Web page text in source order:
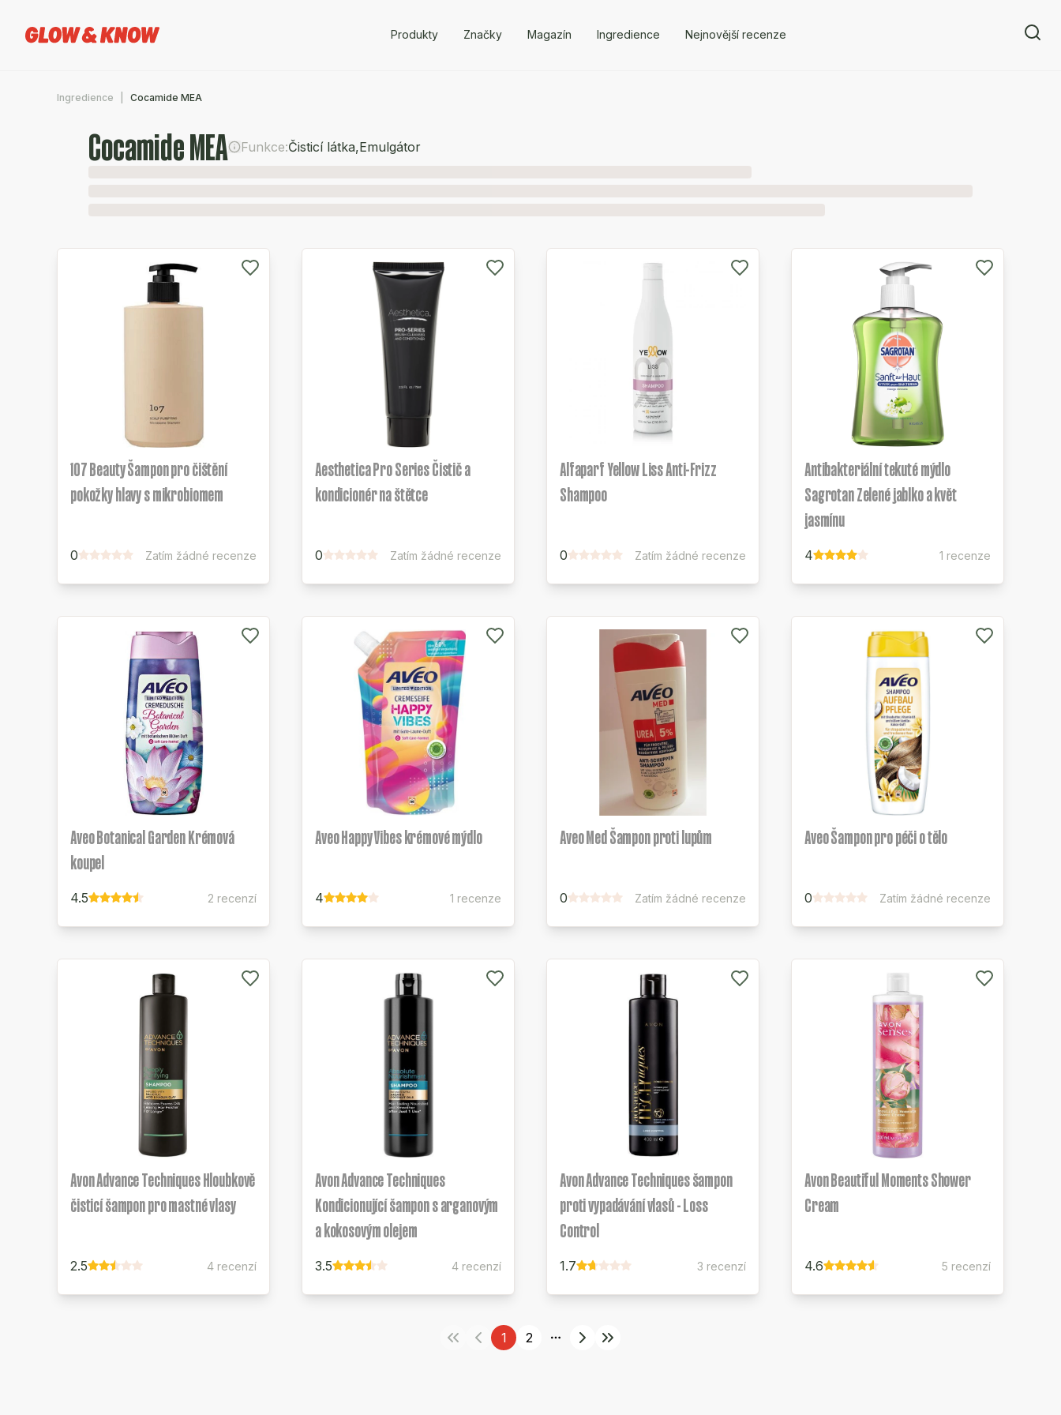
Produkty Značky Magazín Ingredience Nejnovější recenze
Ingredience Cocamide MEA
Cocamide MEA Funkce:Čisticí látka,Emulgátor
107 Beauty Šampon pro čištění
pokožky hlavy s mikrobiomem
0 Zatím žádné recenze
Aesthetica Pro Series Čistič a
kondicionér na štětce
0 Zatím žádné recenze
Alfaparf Yellow Liss Anti-Frizz
Shampoo
0 Zatím žádné recenze
Antibakteriální tekuté mýdlo
Sagrotan Zelené jablko a květ
jasmínu
4 1 recenze
Aveo Botanical Garden Krémová
koupel
4.5 2 recenzí
Aveo Happy Vibes krémové mýdlo
4 1 recenze
Aveo Med Šampon proti lupům
0 Zatím žádné recenze
Aveo Šampon pro péči o tělo
0 Zatím žádné recenze
Avon Advance Techniques Hloubkově
čisticí šampon pro mastné vlasy
2.5 4 recenzí
Avon Advance Techniques
Kondicionující šampon s arganovým
a kokosovým olejem
3.5 4 recenzí
Avon Advance Techniques šampon
proti vypadávání vlasů - Loss
Control
1.7 3 recenzí
Avon Beautiful Moments Shower
Cream
4.6 5 recenzí
1 2
More pages